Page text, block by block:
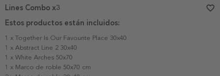
Estos productos están incluidos:
1 x Together Is Our Favourite Place 30x40
1 x Abstract Line 2 30x40
1 x White Arches 50x70
1 x Marco de roble 50x70 cm
Lines Combo x3 favorite_border